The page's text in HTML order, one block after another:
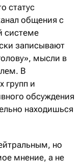
статус
общения с
системе
записывают
мысли в
В
групп и
обсуждения
находишься
но
мнение, а не